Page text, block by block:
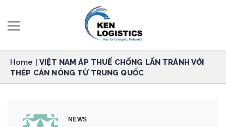
Home
VIỆT NAM ÁP THUẾ CHỐNG LẨN TRÁNH VỚI
THÉP CÁN NÓNG TỪ TRUNG QUỐC
NEWS